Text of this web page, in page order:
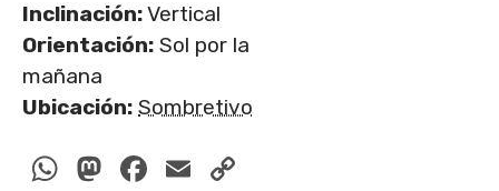
Inclinación:Vertical
Orientación: Sol por la
mañana
Ubicación: Sombretivo
WhatsApp
Mastodon
Facebook
Email